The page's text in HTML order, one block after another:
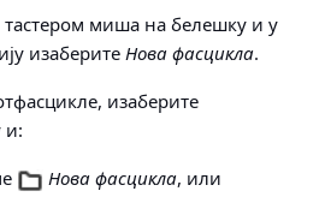
миша на белешку и у
изаберите Нова фасцикла.
изаберите
и:
Нова фасцикла, или